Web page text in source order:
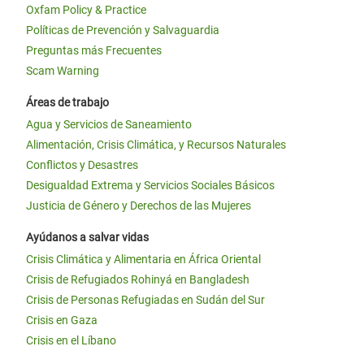
Oxfam Policy & Practice
Políticas de Prevención y Salvaguardia
Preguntas más Frecuentes
Scam Warning
Áreas de trabajo
Agua y Servicios de Saneamiento
Alimentación, Crisis Climática, y Recursos Naturales
Conflictos y Desastres
Desigualdad Extrema y Servicios Sociales Básicos
Justicia de Género y Derechos de las Mujeres
Ayúdanos a salvar vidas
Crisis Climática y Alimentaria en África Oriental
Crisis de Refugiados Rohinyá en Bangladesh
Crisis de Personas Refugiadas en Sudán del Sur
Crisis en Gaza
Crisis en el Líbano